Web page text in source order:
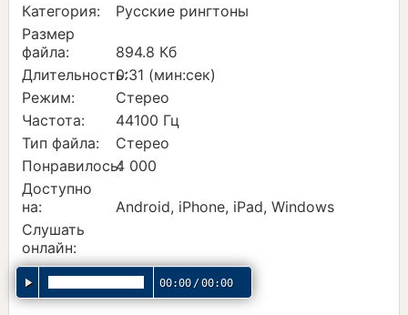
Категория:
Русские рингтоны
Размер
файла:
894.8 Кб
Длительность:0:31 (мин:сек)
Режим:
Стерео
Частота:
44100 Гц
Тип файла:
Стерео
Понравилось:4 000
Доступно
на:
Android, iPhone, iPad, Windows
Слушать
онлайн:
00:00/00:00